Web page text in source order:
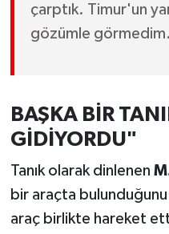
çarptık. Timur'un
gözümle
BAŞKA BİR
GİDİYORDU"
Tanık olarak dinlenen
bir araçta
araç birlikte hareket